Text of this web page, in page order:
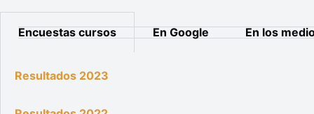
Encuestas cursos En Google En los
Resultados 2023